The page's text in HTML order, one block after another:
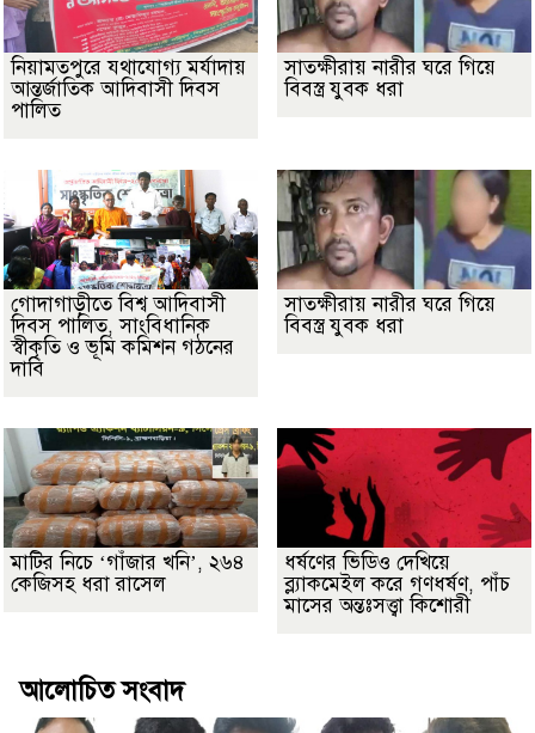
নিয়ামতপুরে যথাযোগ্য মর্যাদায়
আন্তর্জাতিক আদিবাসী দিবস
পালিত
সাতক্ষীরায় নারীর ঘরে গিয়ে
বিবস্ত্র যুবক ধরা
গোদাগাড়ীতে বিশ্ব আদিবাসী
দিবস পালিত, সাংবিধানিক
স্বীকৃতি ও ভূমি কমিশন গঠনের
দাবি
সাতক্ষীরায় নারীর ঘরে গিয়ে
বিবস্ত্র যুবক ধরা
মাটির নিচে ‘গাঁজার খনি’, ২৬৪
কেজিসহ ধরা রাসেল
ধর্ষণের ভিডিও দেখিয়ে
ব্ল্যাকমেইল করে গণধর্ষণ, পাঁচ
মাসের অন্তঃসত্ত্বা কিশোরী
আলোচিত সংবাদ